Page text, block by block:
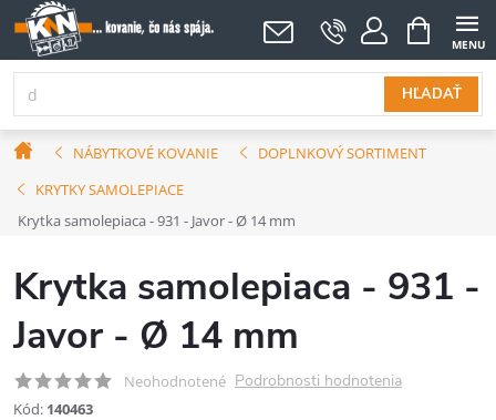
Prejsť
na
obsah
HĽADAŤ
NÁKUPNÝ
KOŠÍK
DomovNÁBYTKOVÉ KOVANIE
DOPLNKOVÝ SORTIMENT
KRYTKY SAMOLEPIACE
Krytka samolepiaca - 931 - Javor - Ø 14 mm
Krytka samolepiaca - 931 -
Javor - Ø 14 mm
Neohodnotené Podrobnosti hodnotenia
Kód: 140463